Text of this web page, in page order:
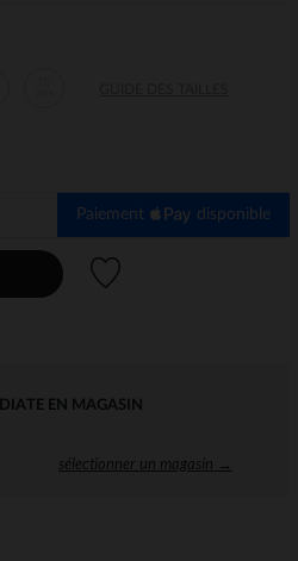
Paiement disponible
EN MAGASIN
sélectionner un magasin →